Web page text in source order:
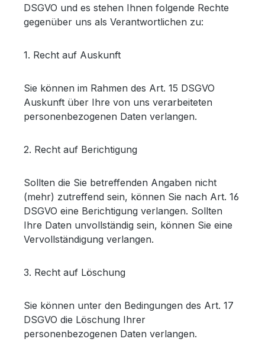
DSGVO und es stehen Ihnen folgende Rechte
gegenüber uns als Verantwortlichen zu:
1. Recht auf Auskunft
Sie können im Rahmen des Art. 15 DSGVO
Auskunft über Ihre von uns verarbeiteten
personenbezogenen Daten verlangen.
2. Recht auf Berichtigung
Sollten die Sie betreffenden Angaben nicht
(mehr) zutreffend sein, können Sie nach Art. 16
DSGVO eine Berichtigung verlangen. Sollten
Ihre Daten unvollständig sein, können Sie eine
Vervollständigung verlangen.
3. Recht auf Löschung
Sie können unter den Bedingungen des Art. 17
DSGVO die Löschung Ihrer
personenbezogenen Daten verlangen.